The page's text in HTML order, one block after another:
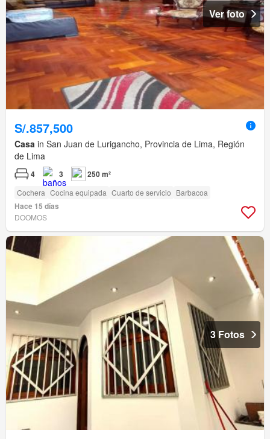
Ver foto
S/.857,500
Casa in San Juan de Lurigancho, Provincia de Lima, Región
de Lima
4 3 250 m²
Cochera Cocina equipada Cuarto de servicio Barbacoa
Hace 15 días
DOOMOS
3 Fotos